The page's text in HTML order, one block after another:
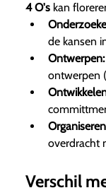
4 O'skan
de kansen
Ontwerpen:
ontwerpen
overdracht
Verschil